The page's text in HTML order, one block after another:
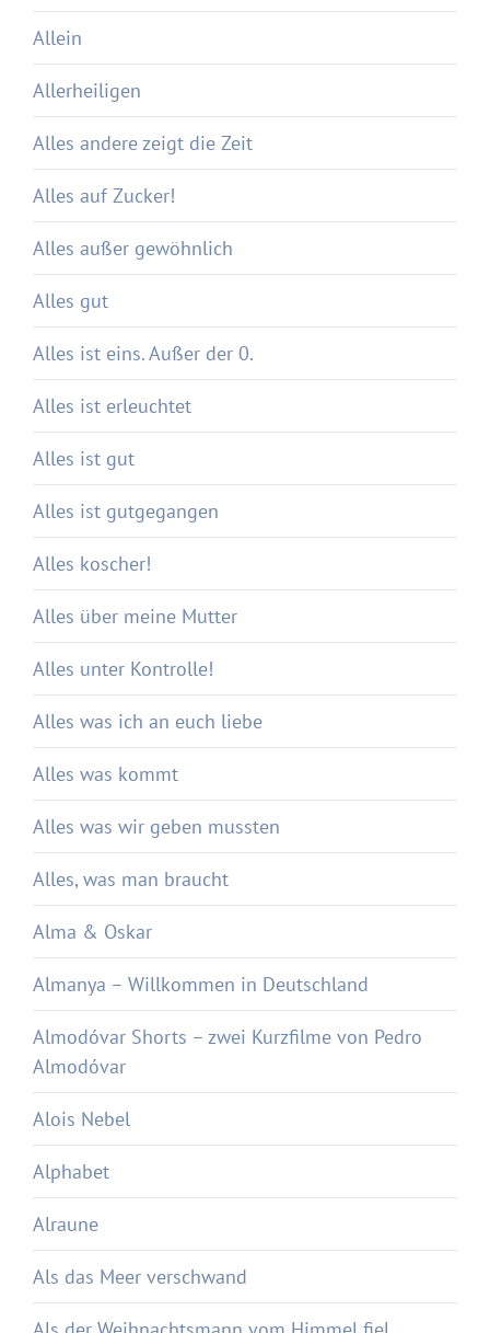
Allein
Allerheiligen
Alles andere zeigt die Zeit
Alles auf Zucker!
Alles außer gewöhnlich
Alles gut
Alles ist eins. Außer der 0.
Alles ist erleuchtet
Alles ist gut
Alles ist gutgegangen
Alles koscher!
Alles über meine Mutter
Alles unter Kontrolle!
Alles was ich an euch liebe
Alles was kommt
Alles was wir geben mussten
Alles, was man braucht
Alma & Oskar
Almanya – Willkommen in Deutschland
Almodóvar Shorts – zwei Kurzfilme von Pedro
Almodóvar
Alois Nebel
Alphabet
Alraune
Als das Meer verschwand